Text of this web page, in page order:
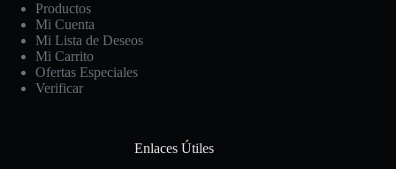
Productos
Mi Cuenta
Mi Lista de Deseos
Mi Carrito
Ofertas Especiales
Verificar
Enlaces Útiles